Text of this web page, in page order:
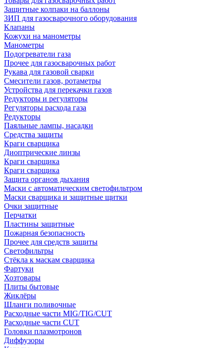
Защитные колпаки на баллоны
ЗИП для газосварочного оборудования
Клапаны
Кожухи на манометры
Манометры
Подогреватели газа
Прочее для газосварочных работ
Рукава для газовой сварки
Смесители газов, ротаметры
Устройства для перекачки газов
Редукторы и регуляторы
Регуляторы расхода газа
Редукторы
Паяльные лампы, насадки
Средства защиты
Краги сварщика
Диоптрические линзы
Краги сварщика
Краги сварщика
Защита органов дыхания
Маски с автоматическим светофильтром
Маски сварщика и защитные щитки
Очки защитные
Перчатки
Пластины защитные
Пожарная безопасность
Прочее для средств защиты
Светофильтры
Стёкла к маскам сварщика
Фартуки
Хозтовары
Плиты бытовые
Жиклёры
Шланги поливочные
Расходные части MIG/TIG/CUT
Расходные части CUT
Головки плазмотронов
Диффузоры